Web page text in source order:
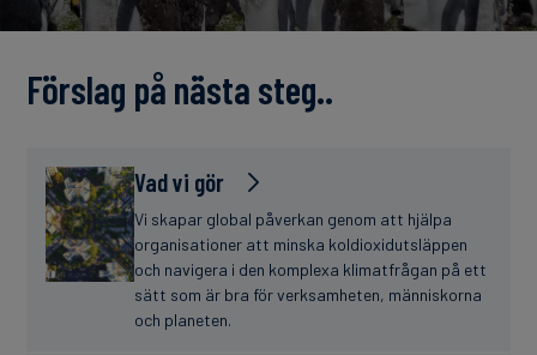
finanser
Förslag på nästa steg..
Vad vi gör
Vi skapar global påverkan genom att hjälpa
organisationer att minska koldioxidutsläppen
och navigera i den komplexa klimatfrågan på ett
sätt som är bra för verksamheten, människorna
och planeten.